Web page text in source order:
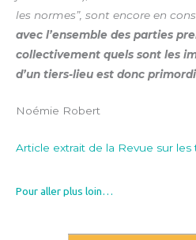
les normes”, sont encore en
avec l’ensemble des parties
collectivement quels sont les
d’un tiers-lieu est donc
Noémie Robert
Article extrait de la Revue sur les
Pour aller plus loin…